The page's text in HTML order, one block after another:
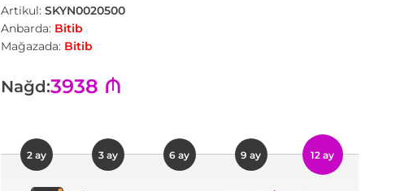
Artikul: SKYN0020500
Anbarda: Bitib
Mağazada: Bitib
Nağd:3938 ₼
2 ay 3 ay 6 ay 9 ay 12 ay